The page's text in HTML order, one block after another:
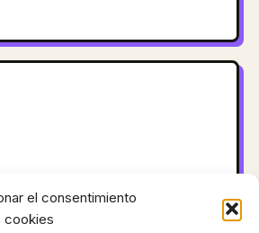
el consentimiento
cookies